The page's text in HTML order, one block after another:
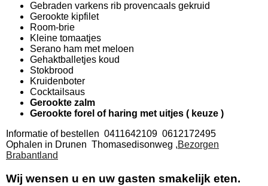
Gebraden varkens rib provencaals gekruid
Gerookte kipfilet
Room-brie
Kleine tomaatjes
Serano ham met meloen
Gehaktballetjes koud
Stokbrood
Kruidenboter
Cocktailsaus
Gerookte zalm
Gerookte forel of haring met uitjes ( keuze )
Informatie of bestellen 0411642109 0612172495
Ophalen in Drunen Thomasedisonweg ,Bezorgen
Brabantland
Wij wensen u en uw gasten smakelijk eten.